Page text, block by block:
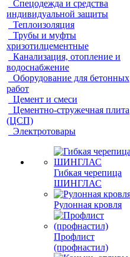
Спецодежда и средства
индивидуальной защиты
Теплоизоляция
Трубы и муфты
хризотилцементные
Канализация, отопление и
водоснабжение
Оборудование для бетонных
работ
Цемент и смеси
Цементно-стружечная плита
(ЦСП)
Электротовары
Гибкая черепица
ШИНГЛАС
Рулонная кровля
Профлист
(профнастил)